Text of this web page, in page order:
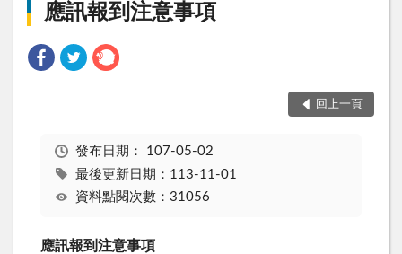
應訊報到注意事項
回上一頁
發布日期： 107-05-02
最後更新日期：113-11-01
資料點閱次數：31056
應訊報到注意事項